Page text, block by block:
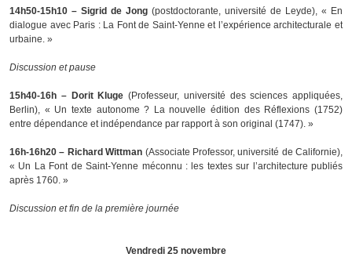
14h50-15h10 – Sigrid de Jong (postdoctorante, université de Leyde), « En
dialogue avec Paris : La Font de Saint-Yenne et l’expérience architecturale et
urbaine. »
Discussion et pause
15h40-16h – Dorit Kluge (Professeur, université des sciences appliquées,
Berlin), « Un texte autonome ? La nouvelle édition des Réflexions (1752)
entre dépendance et indépendance par rapport à son original (1747). »
16h-16h20 – Richard Wittman (Associate Professor, université de Californie),
« Un La Font de Saint-Yenne méconnu : les textes sur l’architecture publiés
après 1760. »
Discussion et fin de la première journée
Vendredi 25 novembre